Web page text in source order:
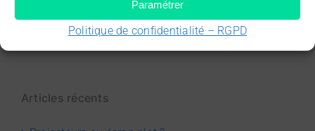
Paramétrer
Politique de confidentialité – RGPD
Articles récents